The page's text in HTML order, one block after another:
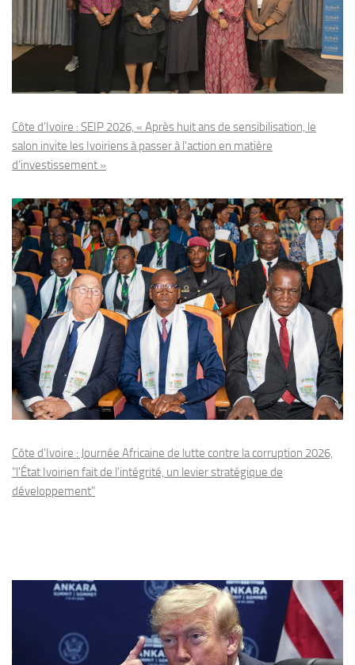
Côte d’Ivoire : SEIP 2026, « Après huit ans de sensibilisation, le
salon invite les Ivoiriens à passer à l’action en matière
d’investissement »
Côte d'Ivoire : Journée Africaine de lutte contre la corruption 2026,
"l'État Ivoirien fait de l'intégrité, un levier stratégique de
développement"